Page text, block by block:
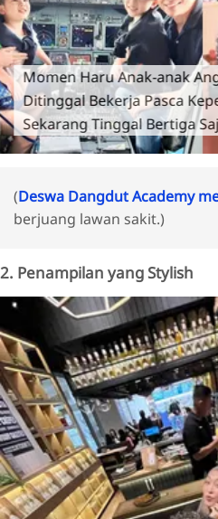
Momen Haru Anak-anak
Ditinggal Bekerja Pasca
Sekarang Tinggal Bertiga
(Deswa Dangdut Academy
berjuang lawan sakit.)
2. Penampilan yang Stylish